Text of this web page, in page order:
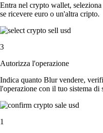
Entra nel crypto wallet,
se ricevere euro o un'altra cripto.
3
Autorizza l'operazione
Indica quanto Blur vendere,
l'operazione con il tuo sistema di
1